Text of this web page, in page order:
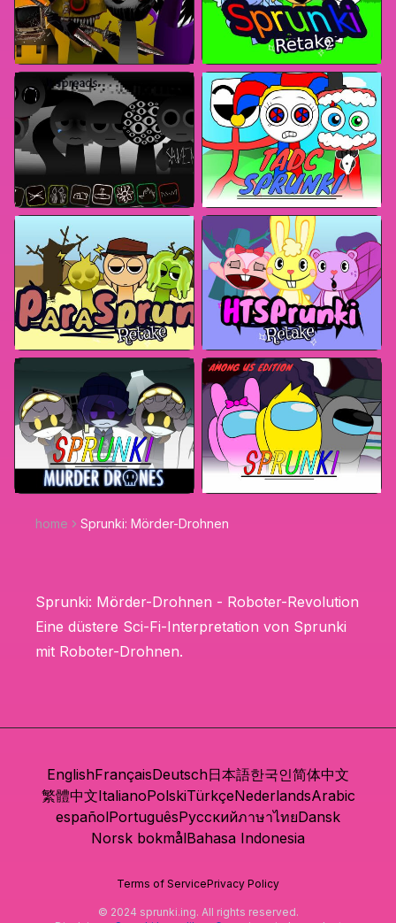
home Sprunki: Mörder-Drohnen
Sprunki: Mörder-Drohnen - Roboter-Revolution
Eine düstere Sci-Fi-Interpretation von Sprunki
mit Roboter-Drohnen.
EnglishFrançaisDeutsch日本語한국인简体中文
繁體中文ItalianoPolskiTürkçeNederlandsArabic
españolPortuguêsРусскийภาษาไทยDansk
Norsk bokmålBahasa Indonesia
Terms of ServicePrivacy Policy
© 2024 sprunki.ing. All rights reserved.